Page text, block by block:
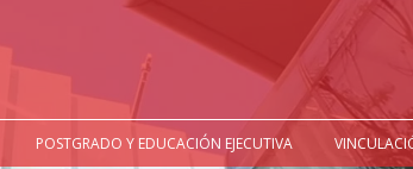
POSTGRADO Y EDUCACIÓN EJECUTIVA